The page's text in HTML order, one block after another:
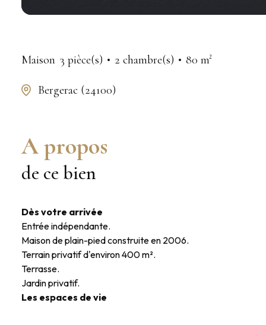
Maison 3 pièce(s) 2 chambre(s) 80 m²
Bergerac (24100)
A propos
de ce bien
Dès votre arrivée
Entrée indépendante.
Maison de plain-pied construite en 2006.
Terrain privatif d'environ 400 m².
Terrasse.
Jardin privatif.
Les espaces de vie